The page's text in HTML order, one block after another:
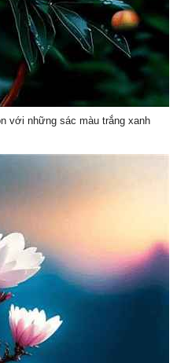
với những sác màu trắng xanh